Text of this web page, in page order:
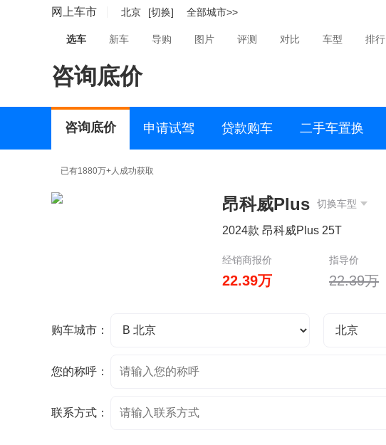
网上车市 北京 [切换] 全部城市>>
选车 新车 导购 图片 评测 对比 车型 排行
咨询底价
咨询底价 申请试驾 贷款购车 二手车置换
已有1880万+人成功获取
昂科威Plus 切换车型
2024款 昂科威Plus 25T
经销商报价 指导价
22.39万 22.39万
购车城市：
您的称呼：
联系方式：